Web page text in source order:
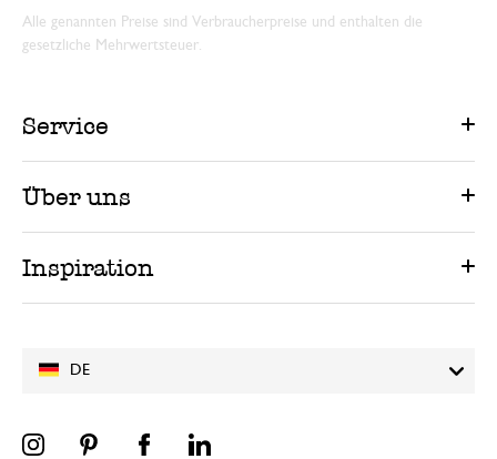
DE
Alle genannten Preise sind Verbraucherpreise und enthalten die
gesetzliche Mehrwertsteuer.
Service
Über uns
Inspiration